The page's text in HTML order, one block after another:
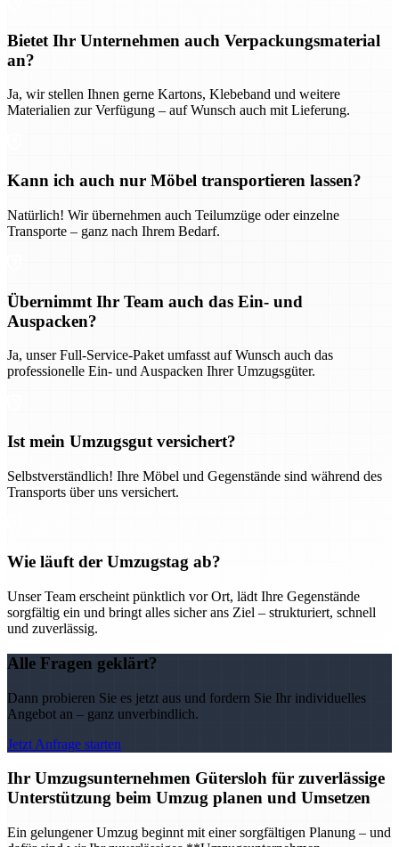
Bietet Ihr Unternehmen auch Verpackungsmaterial
an?
Ja, wir stellen Ihnen gerne Kartons, Klebeband und weitere
Materialien zur Verfügung – auf Wunsch auch mit Lieferung.
Kann ich auch nur Möbel transportieren lassen?
Natürlich! Wir übernehmen auch Teilumzüge oder einzelne
Transporte – ganz nach Ihrem Bedarf.
Übernimmt Ihr Team auch das Ein- und
Auspacken?
Ja, unser Full-Service-Paket umfasst auf Wunsch auch das
professionelle Ein- und Auspacken Ihrer Umzugsgüter.
Ist mein Umzugsgut versichert?
Selbstverständlich! Ihre Möbel und Gegenstände sind während des
Transports über uns versichert.
Wie läuft der Umzugstag ab?
Unser Team erscheint pünktlich vor Ort, lädt Ihre Gegenstände
sorgfältig ein und bringt alles sicher ans Ziel – strukturiert, schnell
und zuverlässig.
Alle Fragen geklärt?
Dann probieren Sie es jetzt aus und fordern Sie Ihr individuelles
Angebot an – ganz unverbindlich.
Jetzt Anfrage starten
Ihr Umzugsunternehmen Gütersloh für zuverlässige
Unterstützung beim Umzug planen und Umsetzen
Ein gelungener Umzug beginnt mit einer sorgfältigen Planung – und